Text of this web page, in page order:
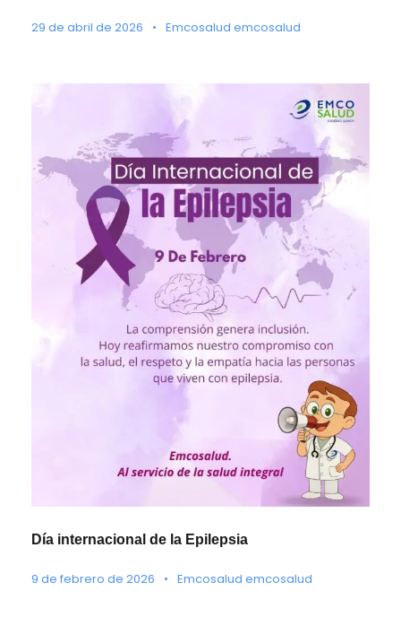
29 de abril de 2026 • Emcosalud emcosalud
Día internacional de la Epilepsia
9 de febrero de 2026 • Emcosalud emcosalud